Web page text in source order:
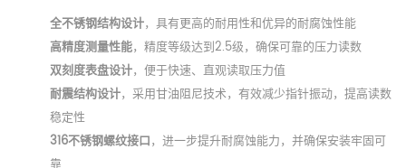
全不锈钢结构设计，具有更高的耐用性和优异的耐腐蚀性能
高精度测量性能，精度等级达到2.5级，确保可靠的压力读数
双刻度表盘设计，便于快速、直观读取压力值
耐震结构设计，采用甘油阻尼技术，有效减少指针振动，提高读数
稳定性
316不锈钢螺纹接口，进一步提升耐腐蚀能力，并确保安装牢固可